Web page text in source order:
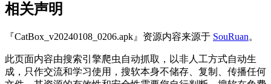
相关声明
『CatBox_v20240108_0206.apk』资源内容来源于 SouRuan。
此页面内容由搜索引擎爬虫自动抓取，以非人工方式自动生
成，只作交流和学习使用，搜软本身不储存、复制、传播任何